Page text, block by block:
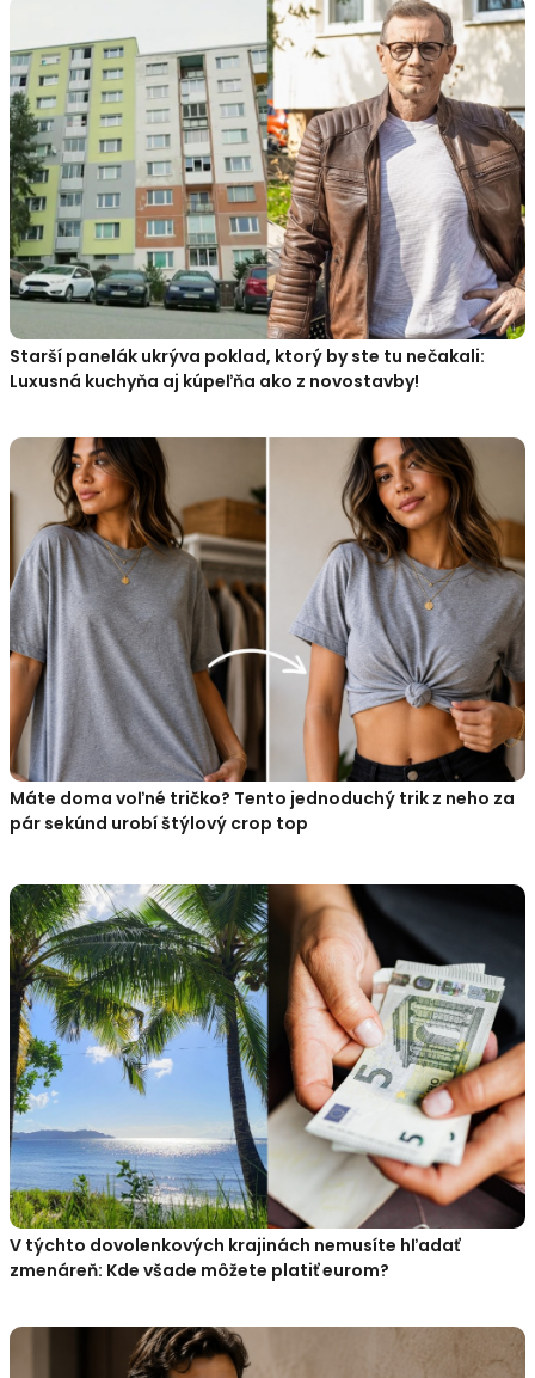
Starší panelák ukrýva poklad, ktorý by ste tu nečakali:
Luxusná kuchyňa aj kúpeľňa ako z novostavby!
Máte doma voľné tričko? Tento jednoduchý trik z neho za
pár sekúnd urobí štýlový crop top
V týchto dovolenkových krajinách nemusíte hľadať
zmenáreň: Kde všade môžete platiť eurom?